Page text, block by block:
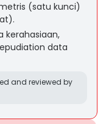
(satu kunci)
kerahasiaan,
data
and reviewed by